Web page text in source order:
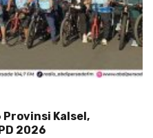
Provinsi Kalsel,
2026